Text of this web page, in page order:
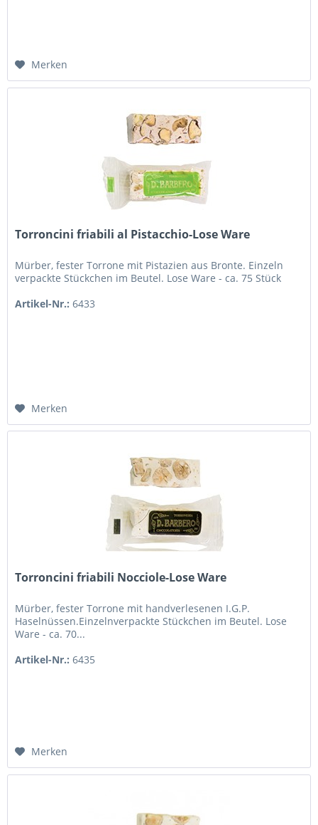
Merken
Torroncini friabili al Pistacchio-Lose Ware
Mürber, fester Torrone mit Pistazien aus Bronte. Einzeln
verpackte Stückchen im Beutel. Lose Ware - ca. 75 Stück
Artikel-Nr.: 6433
Merken
Torroncini friabili Nocciole-Lose Ware
Mürber, fester Torrone mit handverlesenen I.G.P.
Haselnüssen.Einzelnverpackte Stückchen im Beutel. Lose
Ware - ca. 70...
Artikel-Nr.: 6435
Merken